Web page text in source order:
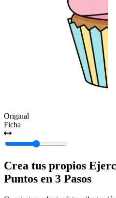
Original
Ficha
Crea tus propios
Puntos en 3 Pasos